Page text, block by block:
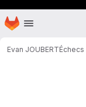
Passer au contenu principal
Page d'accueil
Evan JOUBERT